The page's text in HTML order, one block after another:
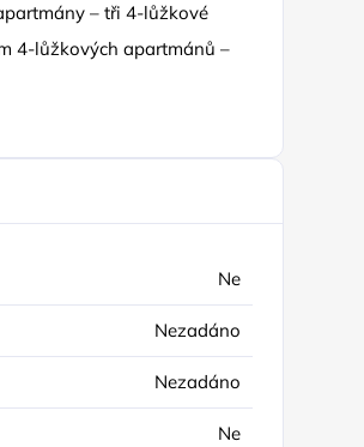
– tři 4-lůžkové
4-lůžkových apartmánů –
Ne
Nezadáno
Nezadáno
Ne